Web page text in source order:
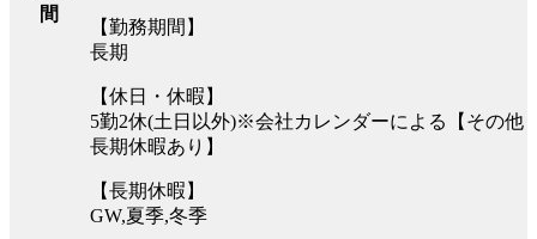
間
【勤務期間】
長期
【休日・休暇】
5勤2休(土日以外)※会社カレンダーによる【その他
長期休暇あり】
【長期休暇】
GW,夏季,冬季